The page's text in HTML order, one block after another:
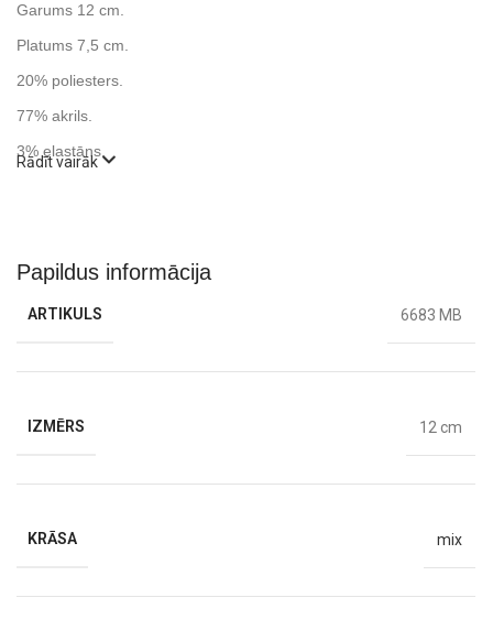
Garums 12 cm.
Platums 7,5 cm.
20% poliesters.
77% akrils.
3% elastāns.
Rādīt vairāk
Papildus informācija
ARTIKULS 6683 MB
IZMĒRS 12 cm
KRĀSA mix